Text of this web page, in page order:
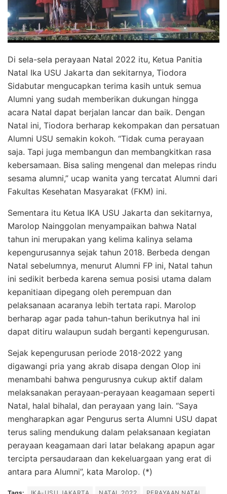
Di sela-sela perayaan Natal 2022 itu, Ketua Panitia
Natal Ika USU Jakarta dan sekitarnya, Tiodora
Sidabutar mengucapkan terima kasih untuk semua
Alumni yang sudah memberikan dukungan hingga
acara Natal dapat berjalan lancar dan baik. Dengan
Natal ini, Tiodora berharap kekompakan dan persatuan
Alumni USU semakin kokoh. “Tidak cuma perayaan
saja. Tapi juga membangun dan membangkitkan rasa
kebersamaan. Bisa saling mengenal dan melepas rindu
sesama alumni,” ucap wanita yang tercatat Alumni dari
Fakultas Kesehatan Masyarakat (FKM) ini.
Sementara itu Ketua IKA USU Jakarta dan sekitarnya,
Marolop Nainggolan menyampaikan bahwa Natal
tahun ini merupakan yang kelima kalinya selama
kepengurusannya sejak tahun 2018. Berbeda dengan
Natal sebelumnya, menurut Alumni FP ini, Natal tahun
ini sedikit berbeda karena semua posisi utama dalam
kepanitiaan dipegang oleh perempuan dan
pelaksanaan acaranya lebih tertata rapi. Marolop
berharap agar pada tahun-tahun berikutnya hal ini
dapat ditiru walaupun sudah berganti kepengurusan.
Sejak kepengurusan periode 2018-2022 yang
digawangi pria yang akrab disapa dengan Olop ini
menambahi bahwa pengurusnya cukup aktif dalam
melaksanakan perayaan-perayaan keagamaan seperti
Natal, halal bihalal, dan perayaan yang lain. “Saya
mengharapkan agar Pengurus serta Alumni USU dapat
terus saling mendukung dalam pelaksanaan kegiatan
perayaan keagamaan dari latar belakang apapun agar
tercipta persaudaraan dan kekeluargaan yang erat di
antara para Alumni”, kata Marolop. (*)